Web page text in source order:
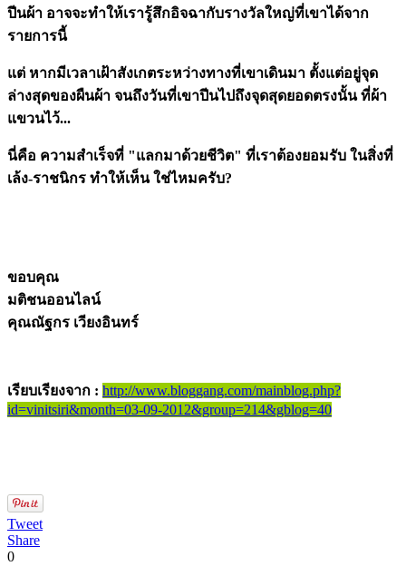
ปีนผ้า อาจจะทำให้เรารู้สึกอิจฉากับรางวัลใหญ่ที่เขาได้จาก
รายการนี้
แต่ หากมีเวลาเฝ้าสังเกตระหว่างทางที่เขาเดินมา ตั้งแต่อยู่จุด
ล่างสุดของผืนผ้า จนถึงวันที่เขาปีนไปถึงจุดสุดยอดตรงนั้น ที่ผ้า
แขวนไว้...
นี่คือ ความสำเร็จที่ "แลกมาด้วยชีวิต" ที่เราต้องยอมรับ ในสิ่งที่
เล้ง-ราชนิกร ทำให้เห็น ใช่ไหมครับ?
ขอบคุณ
มติชนออนไลน์
คุณณัฐกร เวียงอินทร์
เรียบเรียงจาก : http://www.bloggang.com/mainblog.php?
id=vinitsiri&month=03-09-2012&group=214&gblog=40
Tweet
Share
0